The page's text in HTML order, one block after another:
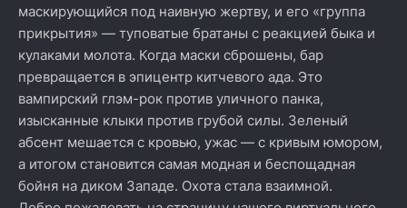
маскирующийся под наивную жертву, и его «группа
прикрытия» — туповатые братаны с реакцией быка и
кулаками молота. Когда маски сброшены, бар
превращается в эпицентр китчевого ада. Это
вампирский глэм-рок против уличного панка,
изысканные клыки против грубой силы. Зеленый
абсент мешается с кровью, ужас — с кривым юмором,
а итогом становится самая модная и беспощадная
бойня на диком Западе. Охота стала взаимной.